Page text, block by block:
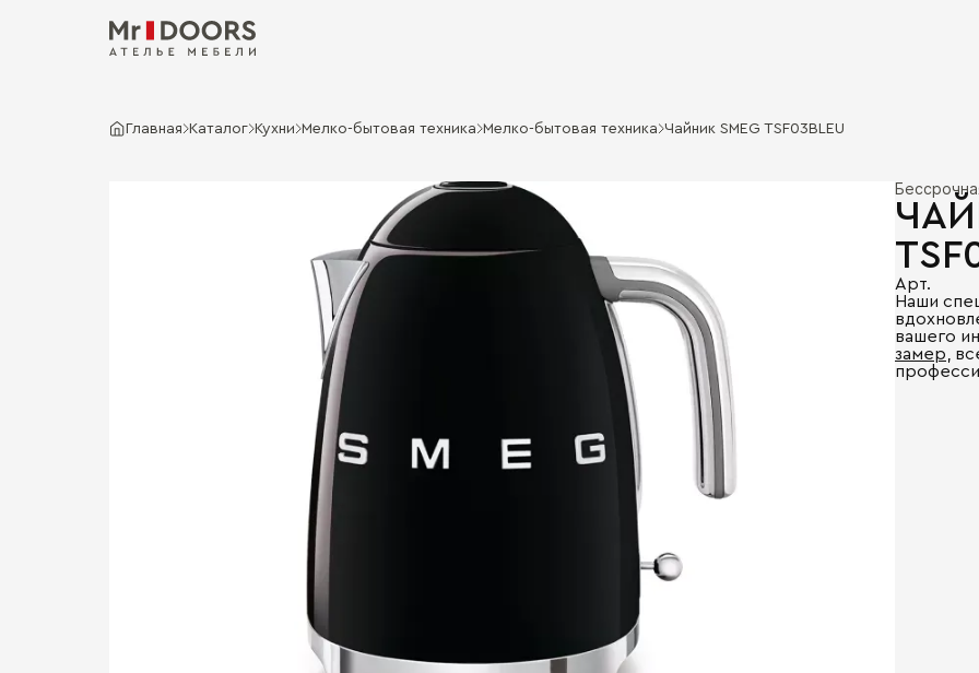
Главная Каталог Кухни Мелко-бытовая техника Мелко-бытовая техника Чайник SMEG TSF03BLEU
Арт.
Наши
вашего
замер ,